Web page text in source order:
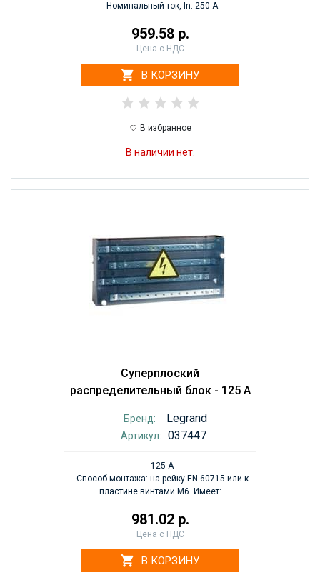
- Номинальный ток, In: 250 А
959.58 р.
Цена с НДС
В КОРЗИНУ
В избранное
В наличии нет.
Суперплоский
распределительный блок - 125 A
Бренд: Legrand
Артикул: 037447
- 125 A
- Способ монтажа: на рейку EN 60715 или к
пластине винтами М6..Имеет:
981.02 р.
Цена с НДС
В КОРЗИНУ